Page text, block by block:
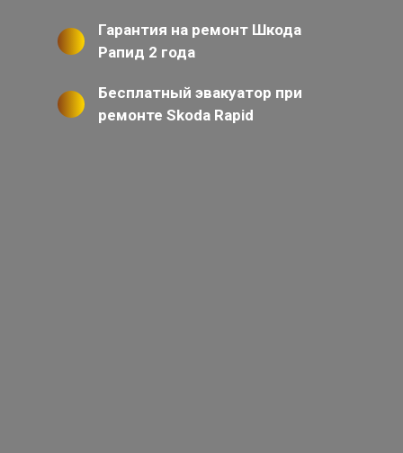
Гарантия на ремонт Шкода
Рапид 2 года
Бесплатный эвакуатор при
ремонте Skoda Rapid